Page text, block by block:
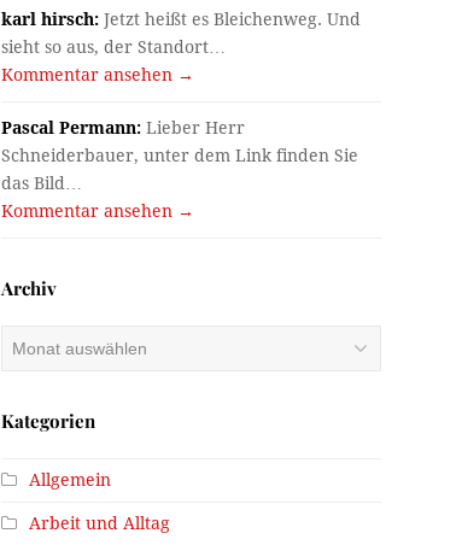
karl hirsch: Jetzt heißt es Bleichenweg. Und
sieht so aus, der Standort…
Kommentar ansehen →
Pascal Permann: Lieber Herr
Schneiderbauer, unter dem Link finden Sie
das Bild…
Kommentar ansehen →
Archiv
Kategorien
Allgemein
Arbeit und Alltag